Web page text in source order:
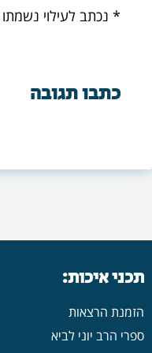
* נכתב לעילוי
כתבו תגובה
תכני איכות:
הזמנת הרצאות
ספרי הרב יוני לביא